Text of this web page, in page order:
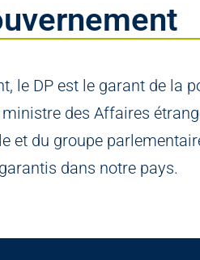
le DP est le garant de la
des Affaires
et du groupe
dans notre pays.